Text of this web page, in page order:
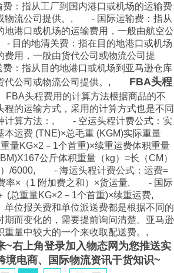
指从工厂到国内港口或机场的运输费
物流公司提供。, - 国际运输费：指从
地港口或机场的运输费用，一般由航空公
的地清关费：指在目的地港口或机场
费用，一般由货代公司或物流公司提
指从目的地港口或机场到亚马逊仓库
代公司或物流公司提供。, FBA头程
头程费用的计算方法根据商品的不
程的运输方式，采用的计算方式也是不同
种计算方法：, - 空运头程计费公式：实
本运费 (TNE)×总毛重 (KGM)实际重量
重量KG×2－1个首重)×续重运费体积重量
公斤体积重量（kg）=长（CM）
）/6000, - 海运头程计费公式：运费=
率×（1 附加费之和）×货运量, - 国际
(总重量KG×2－1个首重)×续重运费,
单位报关费和单位派送费都是根据不同的
期而变化的，需要提前询问清楚。亚马逊
重量中较大的一个来收取配送费。,
~右上角登录加入物态网 为您推送实
境电商、国际物流资讯干货知识~